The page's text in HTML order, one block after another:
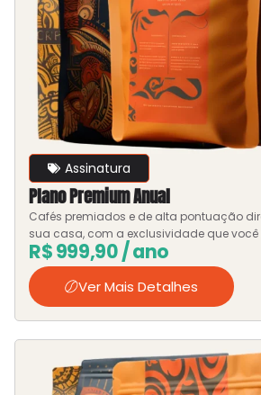
Assinatura
Plano Premium Anual
Cafés premiados e de alta pontuação
sua casa, com a exclusividade que você
R$999,90/ ano
Ver Mais Detalhes